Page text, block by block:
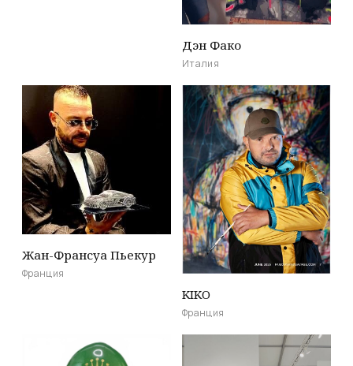
Дэн Фако
Италия
Жан-Франсуа Пьекур
Франция
KIKO
Франция